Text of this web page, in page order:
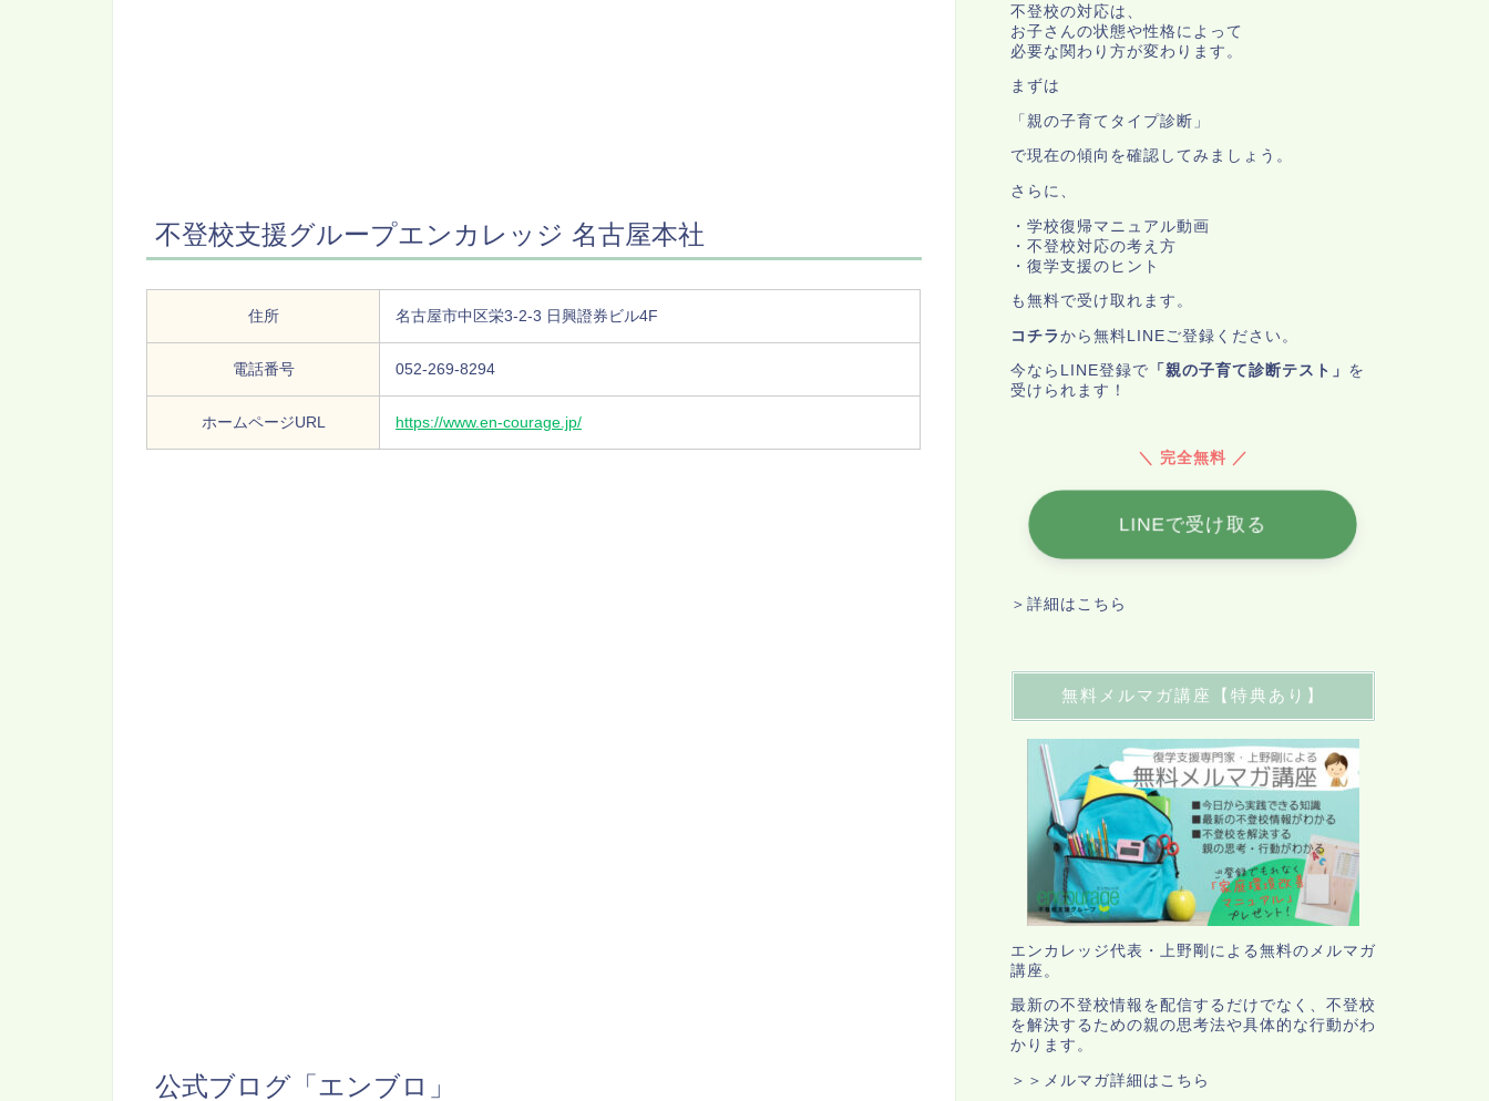
不登校支援グループエンカレッジ 名古屋本社
住所 名古屋市中区栄3-2-3 日興證券ビル4F
電話番号 052-269-8294
ホームページURL https://www.en-courage.jp/
公式ブログ「エンブロ」
不登校の対応は、
お子さんの状態や性格によって
必要な関わり方が変わります。
まずは
「親の子育てタイプ診断」
で現在の傾向を確認してみましょう。
さらに、
・学校復帰マニュアル動画
・不登校対応の考え方
・復学支援のヒント
も無料で受け取れます。
コチラ から無料LINEご登録ください。
今ならLINE登録で 「親の子育て診断テスト」 を
受けられます！
＼ 完全無料 ／
LINEで受け取る
＞詳細はこちら
無料メルマガ講座【特典あり】
エンカレッジ代表・上野剛による無料のメルマガ
講座。
最新の不登校情報を配信するだけでなく、不登校
を解決するための親の思考法や具体的な行動がわ
かります。
＞＞メルマガ詳細はこちら